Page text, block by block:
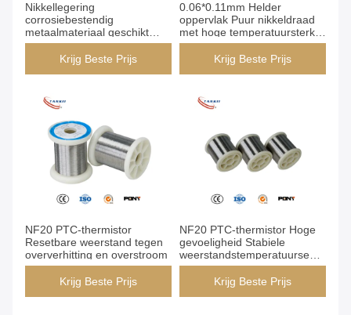
Nikkellegering
corrosiebestendig
metaalmateriaal geschikt
voor toepassingen bij hoge
temperaturen en chemische
Krijg Beste Prijs
0.06*0.11mm Helder
oppervlak Puur nikkeldraad
met hoge temperatuursterkte
Ni200
Krijg Beste Prijs
NF20 PTC-thermistor
Resetbare weerstand tegen
oververhitting en overstroom
Krijg Beste Prijs
NF20 PTC-thermistor Hoge
gevoeligheid Stabiele
weerstandstemperatuursensor
voor bewaking van
oververhitting van motor- en
Krijg Beste Prijs